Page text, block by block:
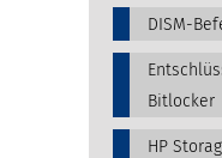
DISM-
Bitlocker
HP